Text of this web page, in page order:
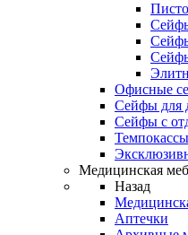
Офисные
Сейфы для
Сейфы с
Темпокассы
Медицинская
Назад
Аптечки